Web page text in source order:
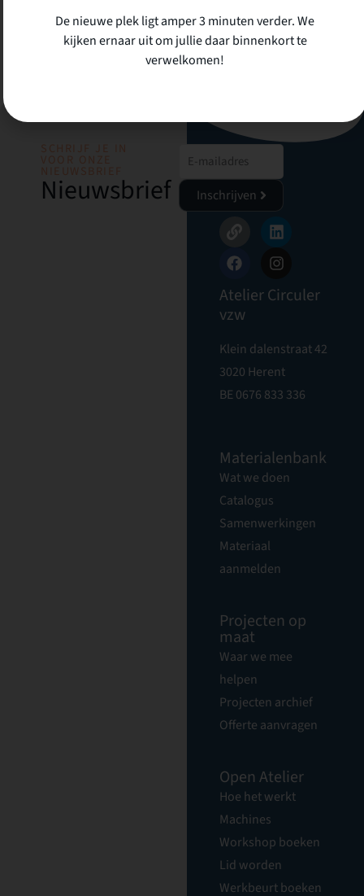
SCHRIJF JE IN
VOOR ONZE
NIEUWSBRIEF
Nieuwsbrief Inschrijven
Atelier Circuler
vzw
Klein dalenstraat 42
3020 Herent
BE 0676 833 336
Materialenbank
Wat we doen
Catalogus
Samenwerkingen
Materiaal
aanmelden
Projecten op
maat
Waar we mee
helpen
Projecten archief
Offerte aanvragen
Open Atelier
Hoe het werkt
Machines
Workshop boeken
Lid worden
Werkbeurt boeken
De nieuwe plek ligt amper 3 minuten verder. We
kijken ernaar uit om jullie daar binnenkort te
verwelkomen!